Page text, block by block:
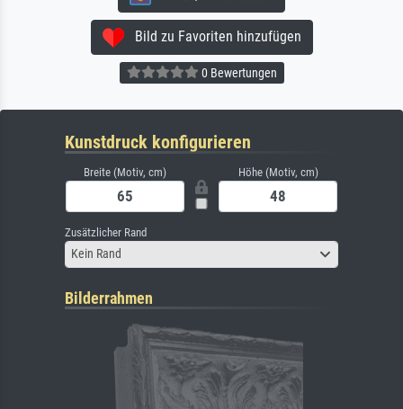
Bild zu Favoriten hinzufügen
0 Bewertungen
Kunstdruck konfigurieren
Breite (Motiv, cm) Höhe (Motiv, cm)
Zusätzlicher Rand
Kein Rand
Bilderrahmen